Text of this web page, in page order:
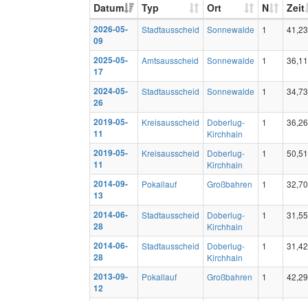
Datum Typ Ort N Zeit
2026-05-
09
Stadtausscheid Sonnewalde 1 41,23
2025-05-
17
Amtsausscheid Sonnewalde 1 36,11
2024-05-
26
Stadtausscheid Sonnewalde 1 34,73
2019-05-
11
Kreisausscheid
Doberlug-
Kirchhain
1 36,26
2019-05-
11
Kreisausscheid
Doberlug-
Kirchhain
1 50,51
2014-09-
13
Pokallauf Großbahren 1 32,70
2014-06-
28
Stadtausscheid
Doberlug-
Kirchhain
1 31,55
2014-06-
28
Stadtausscheid
Doberlug-
Kirchhain
1 31,42
2013-09-
12
Pokallauf Großbahren 1 42,29